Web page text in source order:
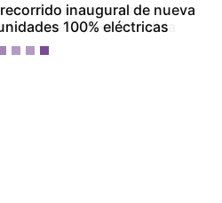
alertan por crisis
una posible salida